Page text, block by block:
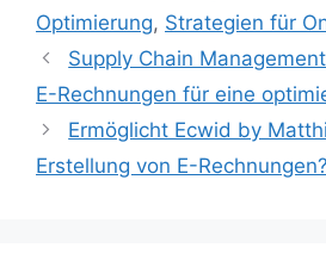
Optimierung, Strategien für
Supply Chain
E-Rechnungen für eine
Ermöglicht Ecwid by
Erstellung von E-Rechnungen?